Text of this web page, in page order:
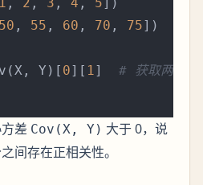
50 , 55 , 60 , 70 , 75])
Y)[ 0][ 1] # 获取两个变
差 Cov(X, Y) 大于 0，说
间存在正相关性。